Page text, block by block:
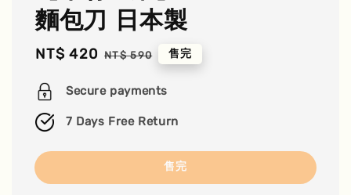
麵包刀 日本製
Sale
NT$ 420 Regular
NT$ 590 售完
Secure payments
7 Days Free Return
售完